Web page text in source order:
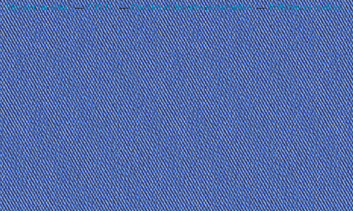
Signaler un abus
C.G.U. Cookies et données personnelles Préférences cookies